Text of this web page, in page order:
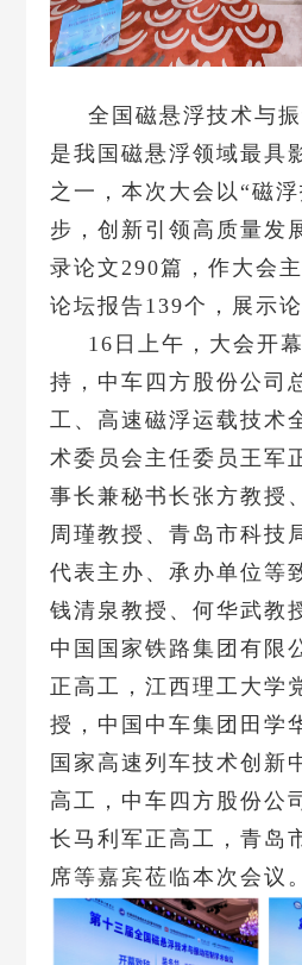
全国磁悬浮技术与
是我国磁悬浮领域最具
之一，本次大会以“磁
步，创新引领高质量发
录论文290篇，作大会
论坛报告139个，展示
16日上午，大会开
持，中车四方股份公司
工、高速磁浮运载技术
术委员会主任委员王军
事长兼秘书长张方教授
周瑾教授、青岛市科技
代表主办、承办单位等
钱清泉教授、何华武教
中国国家铁路集团有限
正高工，江西理工大学
授，中国中车集团田学
国家高速列车技术创新
高工，中车四方股份公
长马利军正高工，青岛
席等嘉宾莅临本次会议。